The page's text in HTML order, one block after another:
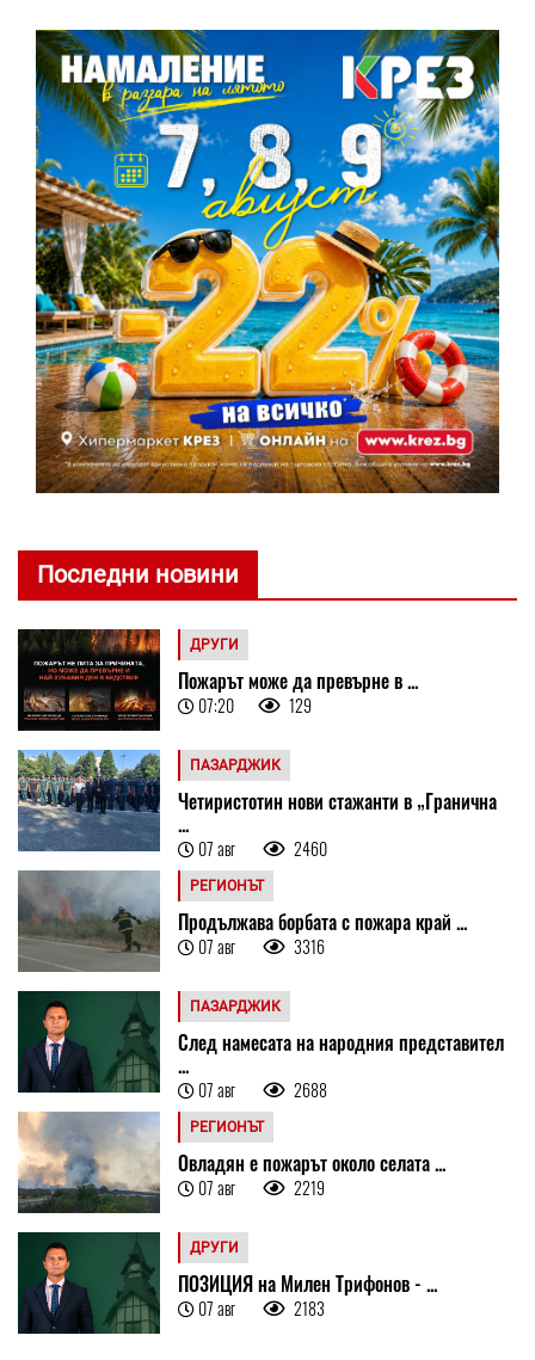
Последни новини
ДРУГИ
Пожарът може да превърне в ...
07:20 129
ПАЗАРДЖИК
Четиристотин нови стажанти в „Гранична
...
07 авг 2460
РЕГИОНЪТ
Продължава борбата с пожара край ...
07 авг 3316
ПАЗАРДЖИК
След намесата на народния представител
...
07 авг 2688
РЕГИОНЪТ
Овладян е пожарът около селата ...
07 авг 2219
ДРУГИ
ПОЗИЦИЯ на Милен Трифонов - ...
07 авг 2183